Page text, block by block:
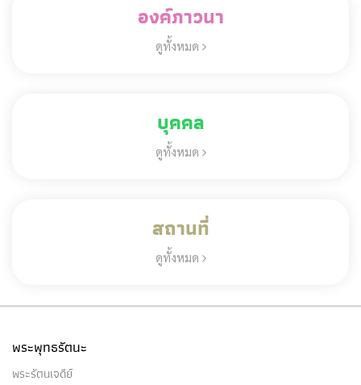
องค์ภาวนา
ดูทั้งหมด
บุคคล
ดูทั้งหมด
สถานที่
ดูทั้งหมด
พระพุทธรัตนะ
พระรัตนเจดีย์